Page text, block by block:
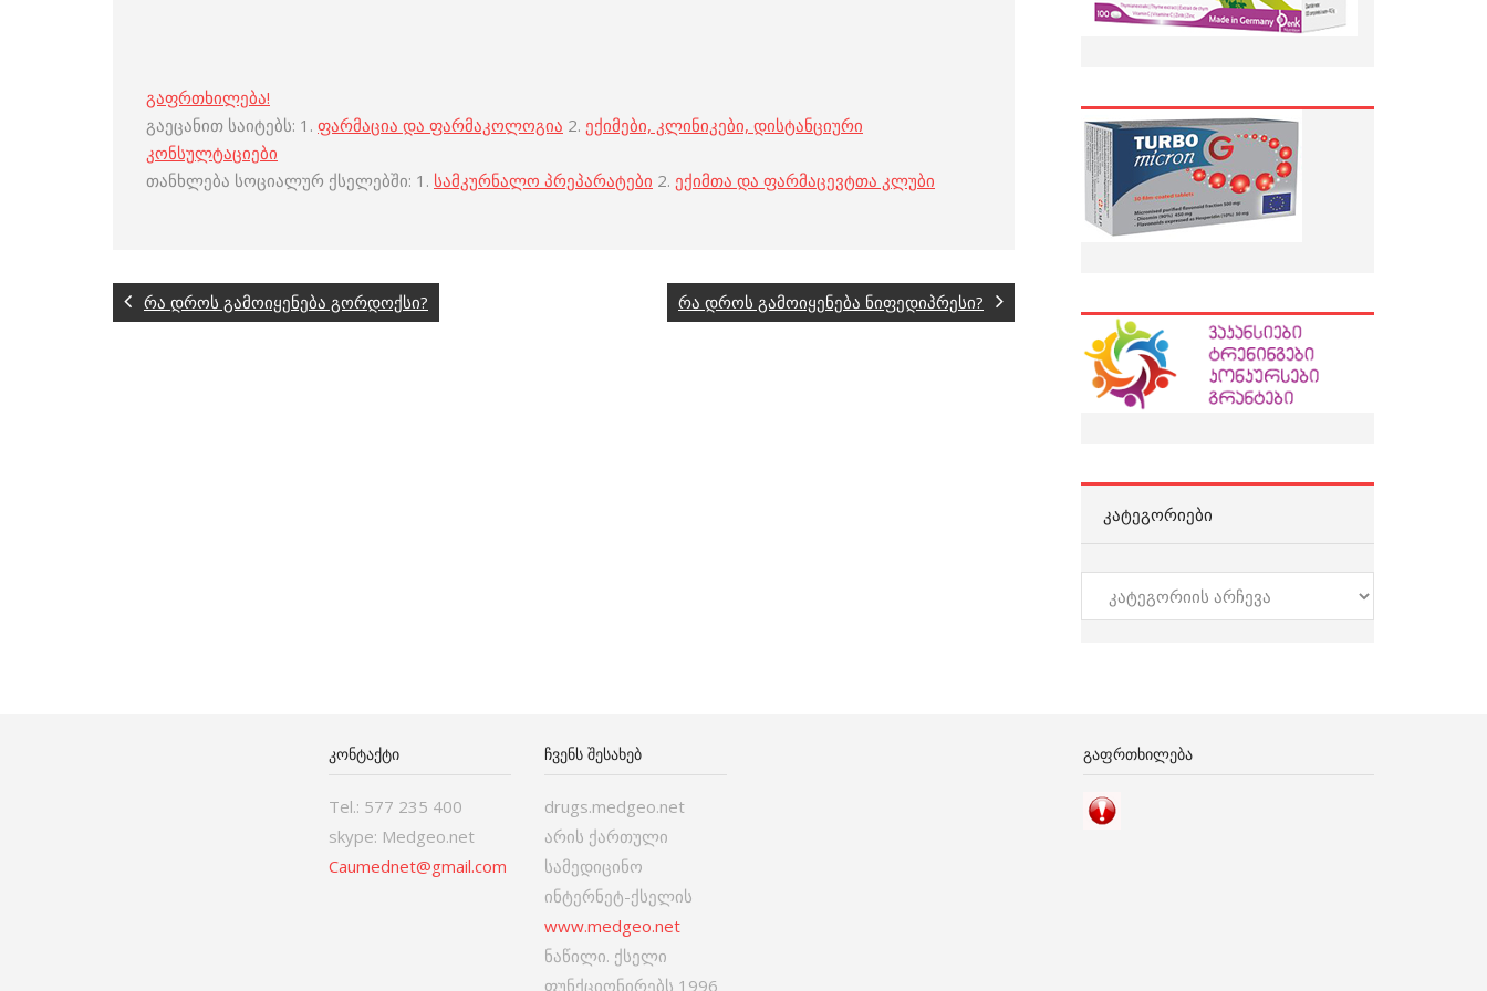
გაფრთხილება!
გაეცანით საიტებს: 1. ფარმაცია და ფარმაკოლოგია 2. ექიმები, კლინიკები, დისტანციური
კონსულტაციები
თანხლება სოციალურ ქსელებში: 1. სამკურნალო პრეპარატები 2. ექიმთა და ფარმაცევტთა კლუბი
რა დროს გამოიყენება გორდოქსი? რა დროს გამოიყენება ნიფედიპრესი?
ᲙᲐᲢᲔᲒᲝᲠᲘᲔᲑᲘ
კატეგორიები
ᲙᲝᲜᲢᲐᲥᲢᲘ
Tel.: 577 235 400
skype: Medgeo.net
Caumednet@gmail.com
ᲩᲕᲔᲜᲡ ᲨᲔᲡᲐᲮᲔᲑ
drugs.medgeo.net
არის ქართული
სამედიცინო
ინტერნეტ-ქსელის
www.medgeo.net
ნაწილი. ქსელი
ფუნქციონირებს 1996
ᲒᲐᲤᲠᲗᲮᲘᲚᲔᲑᲐ